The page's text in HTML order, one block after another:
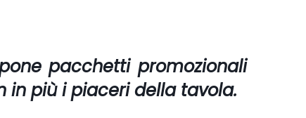
pacchetti promozionali
in più i piaceri della tavola.